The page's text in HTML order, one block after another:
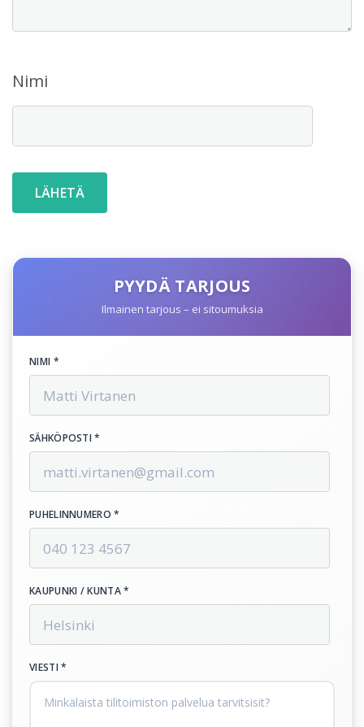
Nimi
PYYDÄ TARJOUS
Ilmainen tarjous – ei sitoumuksia
NIMI *
SÄHKÖPOSTI *
PUHELINNUMERO *
KAUPUNKI / KUNTA *
VIESTI *